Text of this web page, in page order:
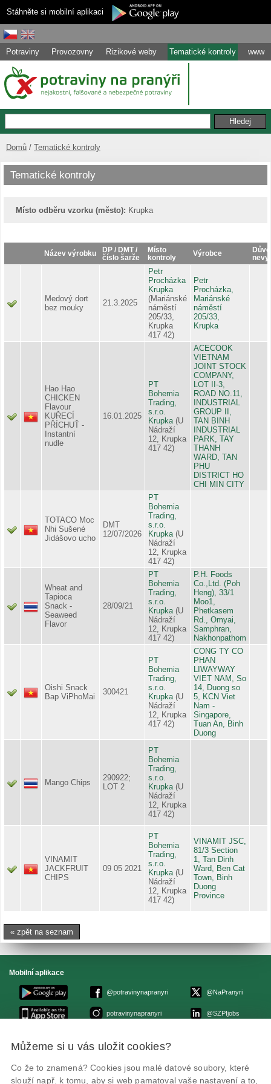
Stáhněte si mobilní aplikaci
Potraviny Provozovny Rizikové weby Tematické kontroly www
Domů Tematické kontroly
Tematické kontroly
Místo odběru vzorku (město): Krupka
Název výrobku
DP / DMT /
číslo šarže
Místo
kontroly
Výrobce
Medový dort
bez mouky
21.3.2025
Petr
Procházka
Krupka
(Mariánské
náměstí
205/33,
Krupka
417 42)
Petr
Procházka,
Mariánské
náměstí
205/33,
Krupka
Hao Hao
CHICKEN
Flavour
KUŘECÍ
PŘÍCHUŤ -
Instantní
nudle
16.01.2025
PT
Bohemia
Trading,
s.r.o.
Krupka (U
Nádraží
12, Krupka
417 42)
ACECOOK
VIETNAM
JOINT STOCK
COMPANY,
LOT II-3,
ROAD NO.11,
INDUSTRIAL
GROUP II,
TAN BINH
INDUSTRIAL
PARK, TAY
THANH
WARD, TAN
PHU
DISTRICT HO
CHI MIN CITY
TOTACO Moc
Nhi Sušené
Jidášovo ucho
DMT
12/07/2026
PT
Bohemia
Trading,
s.r.o.
Krupka (U
Nádraží
12, Krupka
417 42)
Wheat and
Tapioca
Snack -
Seaweed
Flavor
28/09/21
PT
Bohemia
Trading,
s.r.o.
Krupka (U
Nádraží
12, Krupka
417 42)
P.H. Foods
Co.,Ltd. (Poh
Heng), 33/1
Moo1,
Phetkasem
Rd., Omyai,
Samphran,
Nakhonpathom
Oishi Snack
Bap ViPhoMai
300421
PT
Bohemia
Trading,
s.r.o.
Krupka (U
Nádraží
12, Krupka
417 42)
CONG TY CO
PHAN
LIWAYWAY
VIET NAM, So
14, Duong so
5, KCN Viet
Nam -
Singapore,
Tuan An, Binh
Duong
Mango Chips
290922;
LOT 2
PT
Bohemia
Trading,
s.r.o.
Krupka (U
Nádraží
12, Krupka
417 42)
VINAMIT
JACKFRUIT
CHIPS
09 05 2021
PT
Bohemia
Trading,
s.r.o.
Krupka (U
Nádraží
12, Krupka
417 42)
VINAMIT JSC,
81/3 Section
1, Tan Dinh
Ward, Ben Cat
Town, Binh
Duong
Province
« zpět na seznam
Mobilní aplikace
@potravinynapranyri
potravinynapranyri
@NaPranyri
@SZPIjobs
© Státní zemědělská a potravinářská inspekce 2026
ID datové schránky: avraiqg
IČO: 75014149, DIČ: CZ75014149
Můžeme si u vás uložit cookies?
Co že to znamená? Cookies jsou malé datové soubory, které
slouží např. k tomu, aby si web pamatoval vaše nastavení a to,